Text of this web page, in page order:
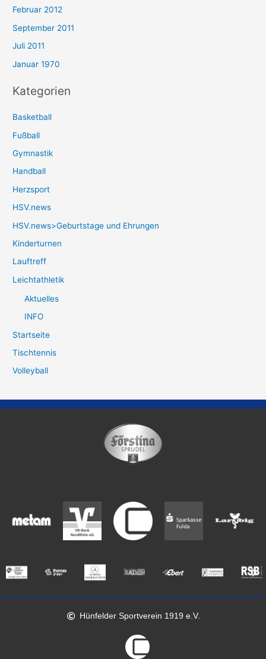
Februar 2012
September 2011
Juli 2011
Januar 1970
Kategorien
Basketball
Fußball
Gymnastik
Handball
Herzsport
HSV.news
HSV.news>Geburtstage und Ehrungen
Kinderturnen
Lauftreff
Leichtathletik
Aktuelles
INFO
Startseite
Tischtennis
Volleyball
Hünfelder Sportverein 1919 e.V.